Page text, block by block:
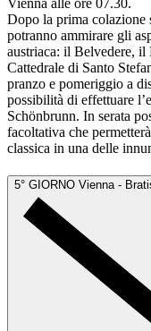
Vienna alle ore 07.30.
Dopo la prima colazione
potranno ammirare gli
austriaca: il Belvedere, il
Cattedrale di Santo
pranzo e pomeriggio a
possibilità di effettuare
Schönbrunn. In serata
facoltativa che
classica in una delle
5° GIORNO Vienna -